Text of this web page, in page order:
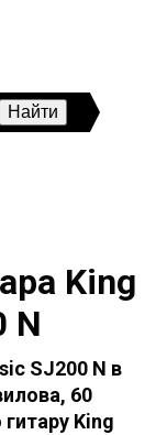
King
N
SJ200 N в
60
King